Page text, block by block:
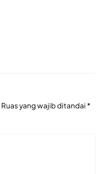
Ruas yang wajib ditandai *